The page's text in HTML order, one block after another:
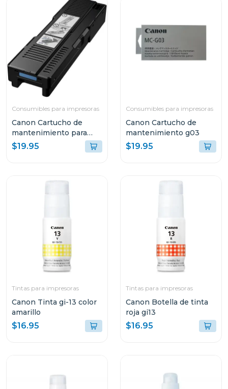
Consumibles para impresoras
Canon Cartucho de
mantenimiento para
impresoras maxify
$19.95
Consumibles para impresoras
Canon Cartucho de
mantenimiento g03
$19.95
Tintas para impresoras
Canon Tinta gi-13 color
amarillo
$16.95
Tintas para impresoras
Canon Botella de tinta
roja gi13
$16.95